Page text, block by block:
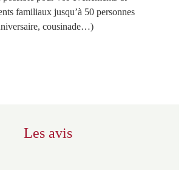
familiaux jusqu’à 50 personnes
cousinade…)
Les avis